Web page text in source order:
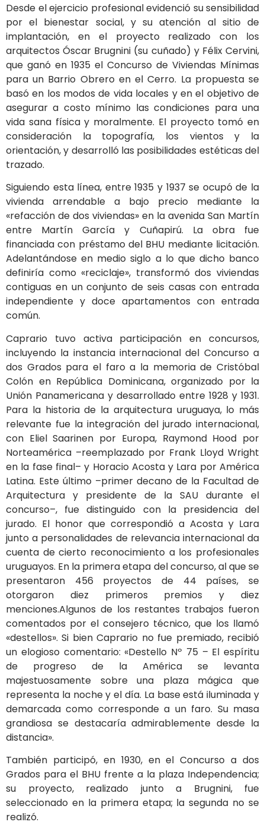
Desde el ejercicio profesional evidenció su sensibilidad
por el bienestar social, y su atención al sitio de
implantación, en el proyecto realizado con los
arquitectos Óscar Brugnini (su cuñado) y Félix Cervini,
que ganó en 1935 el Concurso de Viviendas Mínimas
para un Barrio Obrero en el Cerro. La propuesta se
basó en los modos de vida locales y en el objetivo de
asegurar a costo mínimo las condiciones para una
vida sana física y moralmente. El proyecto tomó en
consideración la topografía, los vientos y la
orientación, y desarrolló las posibilidades estéticas del
trazado.
Siguiendo esta línea, entre 1935 y 1937 se ocupó de la
vivienda arrendable a bajo precio mediante la
«refacción de dos viviendas» en la avenida San Martín
entre Martín García y Cuñapirú. La obra fue
financiada con préstamo del BHU mediante licitación.
Adelantándose en medio siglo a lo que dicho banco
definiría como «reciclaje», transformó dos viviendas
contiguas en un conjunto de seis casas con entrada
independiente y doce apartamentos con entrada
común.
Caprario tuvo activa participación en concursos,
incluyendo la instancia internacional del Concurso a
dos Grados para el faro a la memoria de Cristóbal
Colón en República Dominicana, organizado por la
Unión Panamericana y desarrollado entre 1928 y 1931.
Para la historia de la arquitectura uruguaya, lo más
relevante fue la integración del jurado internacional,
con Eliel Saarinen por Europa, Raymond Hood por
Norteamérica –reemplazado por Frank Lloyd Wright
en la fase final– y Horacio Acosta y Lara por América
Latina. Este último –primer decano de la Facultad de
Arquitectura y presidente de la SAU durante el
concurso–, fue distinguido con la presidencia del
jurado. El honor que correspondió a Acosta y Lara
junto a personalidades de relevancia internacional da
cuenta de cierto reconocimiento a los profesionales
uruguayos. En la primera etapa del concurso, al que se
presentaron 456 proyectos de 44 países, se
otorgaron diez primeros premios y diez
menciones.Algunos de los restantes trabajos fueron
comentados por el consejero técnico, que los llamó
«destellos». Si bien Caprario no fue premiado, recibió
un elogioso comentario: «Destello Nº 75 – El espíritu
de progreso de la América se levanta
majestuosamente sobre una plaza mágica que
representa la noche y el día. La base está iluminada y
demarcada como corresponde a un faro. Su masa
grandiosa se destacaría admirablemente desde la
distancia».
También participó, en 1930, en el Concurso a dos
Grados para el BHU frente a la plaza Independencia;
su proyecto, realizado junto a Brugnini, fue
seleccionado en la primera etapa; la segunda no se
realizó.